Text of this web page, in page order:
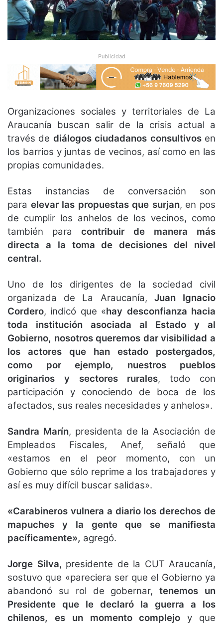
Publicidad
Organizaciones sociales y territoriales de La
Araucanía buscan salir de la crisis actual a
través de diálogos ciudadanos consultivosen
los barrios y juntas de vecinos, así como en las
propias comunidades.
Estas instancias de conversación son
para elevar las propuestas que surjan, en pos
de cumplir los anhelos de los vecinos, como
también para contribuir de manera más
directa a la toma de decisiones del nivel
central.
Uno de los dirigentes de la sociedad civil
organizada de La Araucanía, Juan Ignacio
Cordero, indicó que «hay desconfianza hacia
toda institución asociada al Estado y al
Gobierno, nosotros queremos dar visibilidad a
los actores que han estado postergados,
como por ejemplo, nuestros pueblos
originarios y sectores rurales, todo con
participación y conociendo de boca de los
afectados, sus reales necesidades y anhelos».
Sandra Marín, presidenta de la Asociación de
Empleados Fiscales, Anef, señaló que
«estamos en el peor momento, con un
Gobierno que sólo reprime a los trabajadores y
así es muy difícil buscar salidas».
«Carabineros vulnera a diario los derechos de
mapuches y la gente que se manifiesta
pacíficamente», agregó.
Jorge Silva, presidente de la CUT Araucanía,
sostuvo que «pareciera ser que el Gobierno ya
abandonó su rol de gobernar,tenemos un
Presidente que le declaró la guerra a los
chilenos, es un momento complejo y que